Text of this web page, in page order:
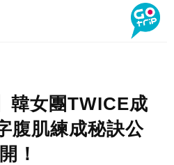
韓女團TWICE成
腹肌練成秘訣公
開！